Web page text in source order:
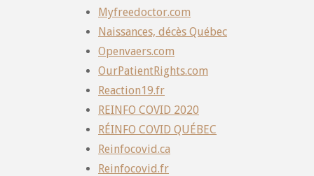
Myfreedoctor.com
Naissances, décès Québec
Openvaers.com
OurPatientRights.com
Reaction19.fr
REINFO COVID 2020
RÉINFO COVID QUÉBEC
Reinfocovid.ca
Reinfocovid.fr